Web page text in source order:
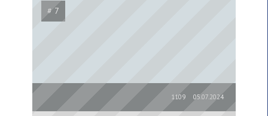
# 7
05.07.2024
1109